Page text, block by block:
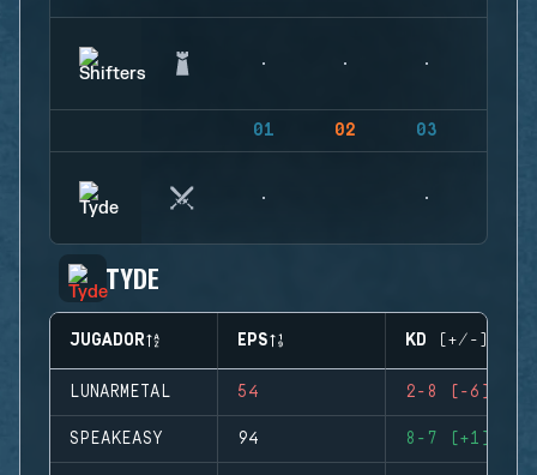
01 02 03
TYDE
JUGADOR EPS KD (+/-)
LUNARMETAL 54 2-8 (-6)
SPEAKEASY 94 8-7 (+1)